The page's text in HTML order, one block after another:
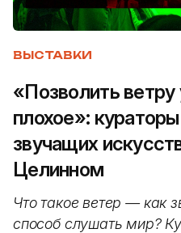
ВЫСТАВКИ
«Позволить ветру
плохое»:
звучащих
Целинном
Что такое ветер — как
способ слушать мир?